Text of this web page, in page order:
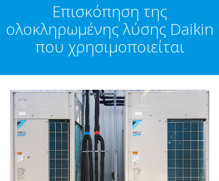
Επισκόπηση της
ολοκληρωμένης λύσης Daikin
που χρησιμοποιείται